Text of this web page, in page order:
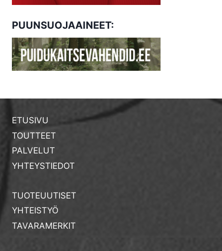
PUUNSUOJAAINEET:
ETUSIVU
TOUTTEET
PALVELUT
YHTEYSTIEDOT
TUOTEUUTISET
YHTEISTYÖ
TAVARAMERKIT